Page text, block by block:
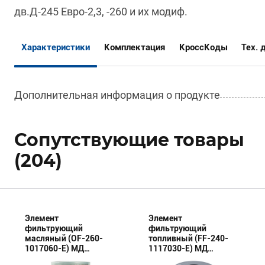
дв.Д-245 Евро-2,3, -260 и их модиф.
Характеристики Комплектация КроссКоды Тех.
Дополнительная информация о продукте
Сопутствующие товары
(204)
Элемент
фильтрующий
масляный (OF-260-
1017060-E) МД
(Эксперт)
Элемент
фильтрующий
топливный (FF-240-
1117030-E) МД